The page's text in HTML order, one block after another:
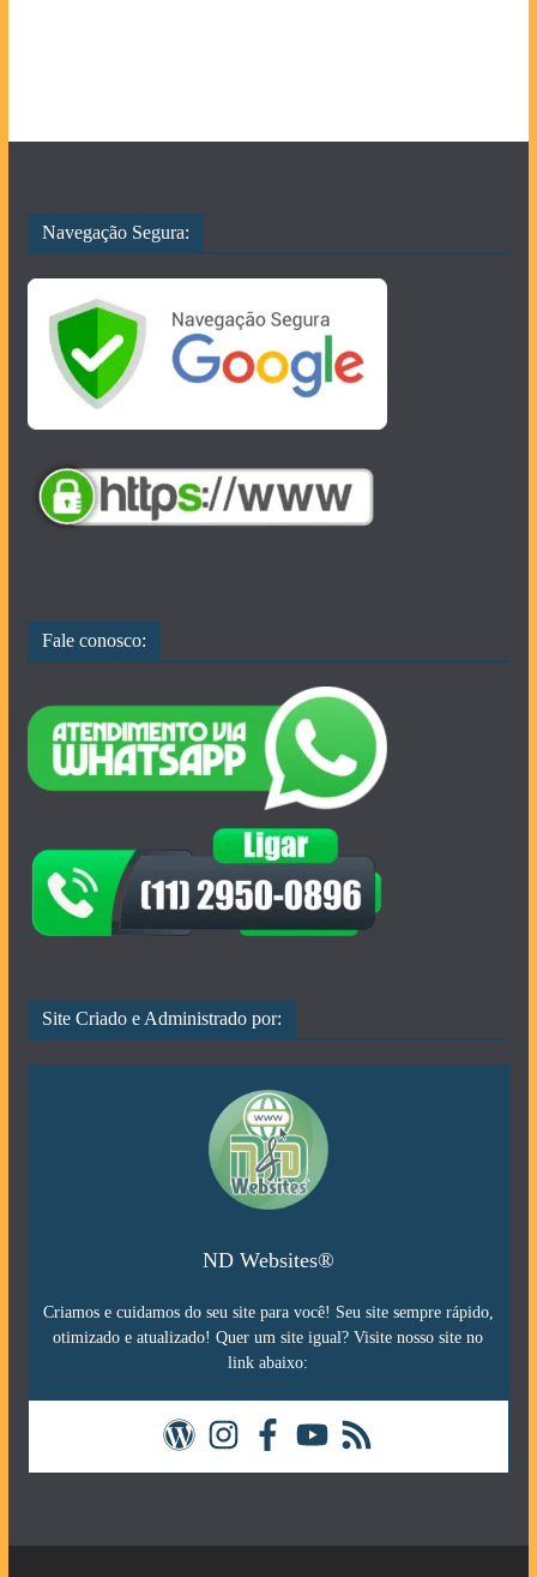
Navegação Segura:
Fale conosco:
Site Criado e Administrado por:
ND Websites®
Criamos e cuidamos do seu site para você! Seu site sempre rápido,
otimizado e atualizado! Quer um site igual? Visite nosso site no
link abaixo: